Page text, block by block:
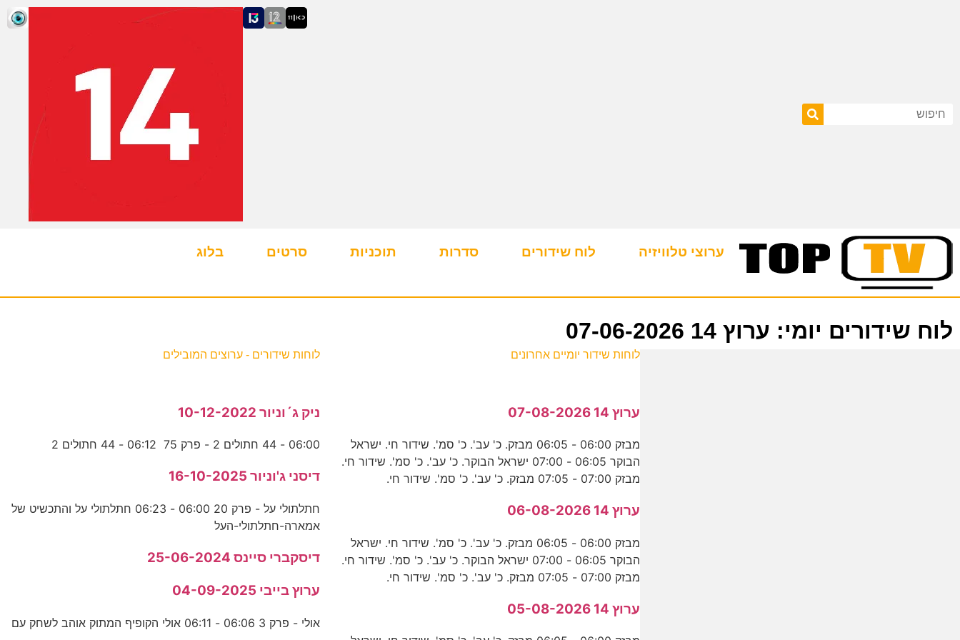
ערוצי טלוויזיה לוח שידורים סדרות תוכניות סרטים בלוג
לוח שידורים יומי: ערוץ 14 07-06-2026
לוחות שידור יומיים אחרונים
ערוץ 14 07-08-2026
מבזק 06:00 - 06:05 מבזק. כ' עב'. כ' סמ'. שידור חי. ישראל
הבוקר 06:05 - 07:00 ישראל הבוקר. כ' עב'. כ' סמ'. שידור חי.
מבזק 07:00 - 07:05 מבזק. כ' עב'. כ' סמ'. שידור חי.
ערוץ 14 06-08-2026
מבזק 06:00 - 06:05 מבזק. כ' עב'. כ' סמ'. שידור חי. ישראל
הבוקר 06:05 - 07:00 ישראל הבוקר. כ' עב'. כ' סמ'. שידור חי.
מבזק 07:00 - 07:05 מבזק. כ' עב'. כ' סמ'. שידור חי.
ערוץ 14 05-08-2026
לוחות שידורים - ערוצים המובילים
ניק ג´וניור 10-12-2022
06:00 - 44 חתולים 2 - פרק 75 06:12 - 44 חתולים 2
דיסני ג'וניור 16-10-2025
חתלתולי על - פרק 20 06:00 - 06:23 חתלתולי על והתכשיט של
אמארה-חתלתולי-העל
דיסקברי סיינס 25-06-2024
ערוץ בייבי 04-09-2025
אולי - פרק 3 06:06 - 06:11 אולי הקופיף המתוק אוהב לשחק עם